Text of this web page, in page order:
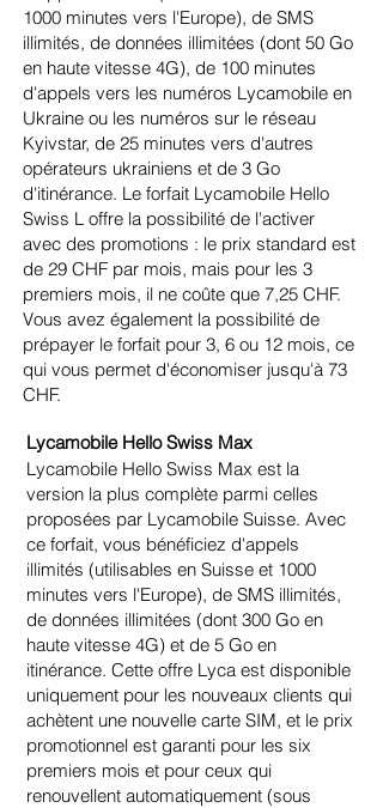
1000 minutes vers l'Europe), de SMS
illimités, de données illimitées (dont 50 Go
en haute vitesse 4G), de 100 minutes
d'appels vers les numéros Lycamobile en
Ukraine ou les numéros sur le réseau
Kyivstar, de 25 minutes vers d'autres
opérateurs ukrainiens et de 3 Go
d'itinérance. Le forfait Lycamobile Hello
Swiss L offre la possibilité de l'activer
avec des promotions : le prix standard est
de 29 CHF par mois, mais pour les 3
premiers mois, il ne coûte que 7,25 CHF.
Vous avez également la possibilité de
prépayer le forfait pour 3, 6 ou 12 mois, ce
qui vous permet d'économiser jusqu'à 73
CHF.
Lycamobile Hello Swiss Max
Lycamobile Hello Swiss Max est la
version la plus complète parmi celles
proposées par Lycamobile Suisse. Avec
ce forfait, vous bénéficiez d'appels
illimités (utilisables en Suisse et 1000
minutes vers l'Europe), de SMS illimités,
de données illimitées (dont 300 Go en
haute vitesse 4G) et de 5 Go en
itinérance. Cette offre Lyca est disponible
uniquement pour les nouveaux clients qui
achètent une nouvelle carte SIM, et le prix
promotionnel est garanti pour les six
premiers mois et pour ceux qui
renouvellent automatiquement (sous